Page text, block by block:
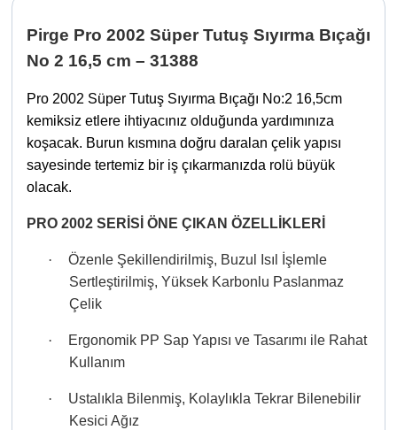
Pirge Pro 2002 Süper Tutuş Sıyırma Bıçağı
No 2 16,5 cm – 31388
Pro 2002 Süper Tutuş Sıyırma Bıçağı No:2 16,5cm
kemiksiz etlere ihtiyacınız olduğunda yardımınıza
koşacak. Burun kısmına doğru daralan çelik yapısı
sayesinde tertemiz bir iş çıkarmanızda rolü büyük
olacak.
PRO 2002 SERİSİ ÖNE ÇIKAN ÖZELLİKLERİ
·
Özenle Şekillendirilmiş, Buzul Isıl İşlemle
Sertleştirilmiş, Yüksek Karbonlu Paslanmaz
Çelik
·
Ergonomik PP Sap Yapısı ve Tasarımı ile Rahat
Kullanım
·
Ustalıkla Bilenmiş, Kolaylıkla Tekrar Bilenebilir
Kesici Ağız